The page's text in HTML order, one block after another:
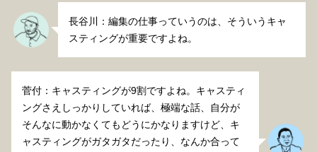
長谷川：編集の仕事っていうのは、そういうキャ
スティングが重要ですよね。
菅付：キャスティングが9割ですよね。キャスティ
ングさえしっかりしていれば、極端な話、自分が
そんなに動かなくてもどうにかなりますけど、キ
ャスティングがガタガタだったり、なんか合って